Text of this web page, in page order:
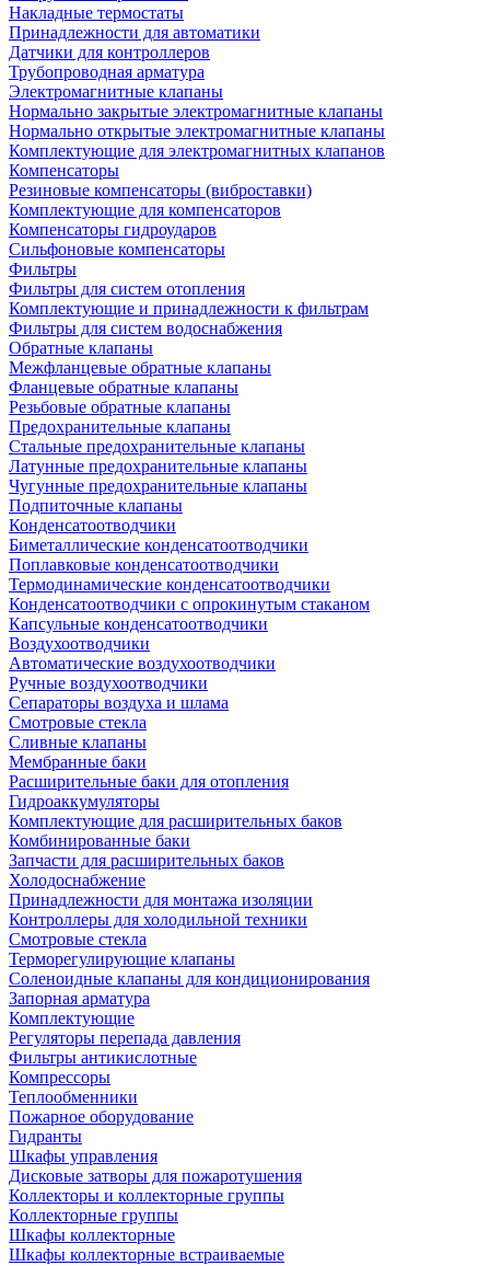
Накладные термостаты
Принадлежности для автоматики
Датчики для контроллеров
Трубопроводная арматура
Электромагнитные клапаны
Нормально закрытые электромагнитные клапаны
Нормально открытые электромагнитные клапаны
Комплектующие для электромагнитных клапанов
Компенсаторы
Резиновые компенсаторы (виброставки)
Комплектующие для компенсаторов
Компенсаторы гидроударов
Сильфоновые компенсаторы
Фильтры
Фильтры для систем отопления
Комплектующие и принадлежности к фильтрам
Фильтры для систем водоснабжения
Обратные клапаны
Межфланцевые обратные клапаны
Фланцевые обратные клапаны
Резьбовые обратные клапаны
Предохранительные клапаны
Стальные предохранительные клапаны
Латунные предохранительные клапаны
Чугунные предохранительные клапаны
Подпиточные клапаны
Конденсатоотводчики
Биметаллические конденсатоотводчики
Поплавковые конденсатоотводчики
Термодинамические конденсатоотводчики
Конденсатоотводчики с опрокинутым стаканом
Капсульные конденсатоотводчики
Воздухоотводчики
Автоматические воздухоотводчики
Ручные воздухоотводчики
Сепараторы воздуха и шлама
Смотровые стекла
Сливные клапаны
Мембранные баки
Расширительные баки для отопления
Гидроаккумуляторы
Комплектующие для расширительных баков
Комбинированные баки
Запчасти для расширительных баков
Холодоснабжение
Принадлежности для монтажа изоляции
Контроллеры для холодильной техники
Смотровые стекла
Терморегулирующие клапаны
Соленоидные клапаны для кондиционирования
Запорная арматура
Комплектующие
Регуляторы перепада давления
Фильтры антикислотные
Компрессоры
Теплообменники
Пожарное оборудование
Гидранты
Шкафы управления
Дисковые затворы для пожаротушения
Коллекторы и коллекторные группы
Коллекторные группы
Шкафы коллекторные
Шкафы коллекторные встраиваемые